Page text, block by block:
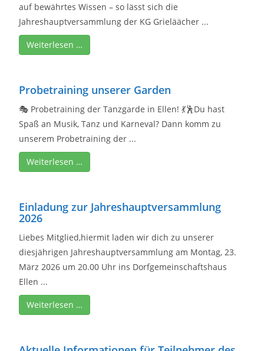
auf bewährtes Wissen – so lässt sich die
Jahreshauptversammlung der KG Grieläächer ...
Weiterlesen …
Probetraining unserer Garden
🎭 Probetraining der Tanzgarde in Ellen! 💃🕺Du hast
Spaß an Musik, Tanz und Karneval? Dann komm zu
unserem Probetraining der ...
Weiterlesen …
Einladung zur Jahreshauptversammlung
2026
Liebes Mitglied,hiermit laden wir dich zu unserer
diesjährigen Jahreshauptversammlung am Montag, 23.
März 2026 um 20.00 Uhr ins Dorfgemeinschaftshaus
Ellen ...
Weiterlesen …